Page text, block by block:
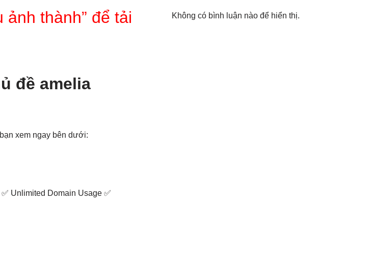
thành” để tải
đề amelia
xem ngay bên dưới:
Unlimited Domain Usage ✅
Không có bình luận nào để hiển thị.